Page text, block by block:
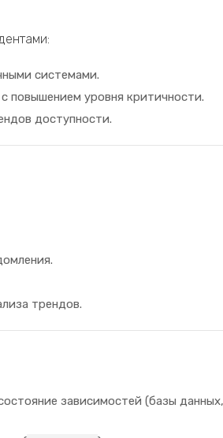
системами.
повышением уровня критичности.
доступности.
трендов.
зависимостей (базы данных,